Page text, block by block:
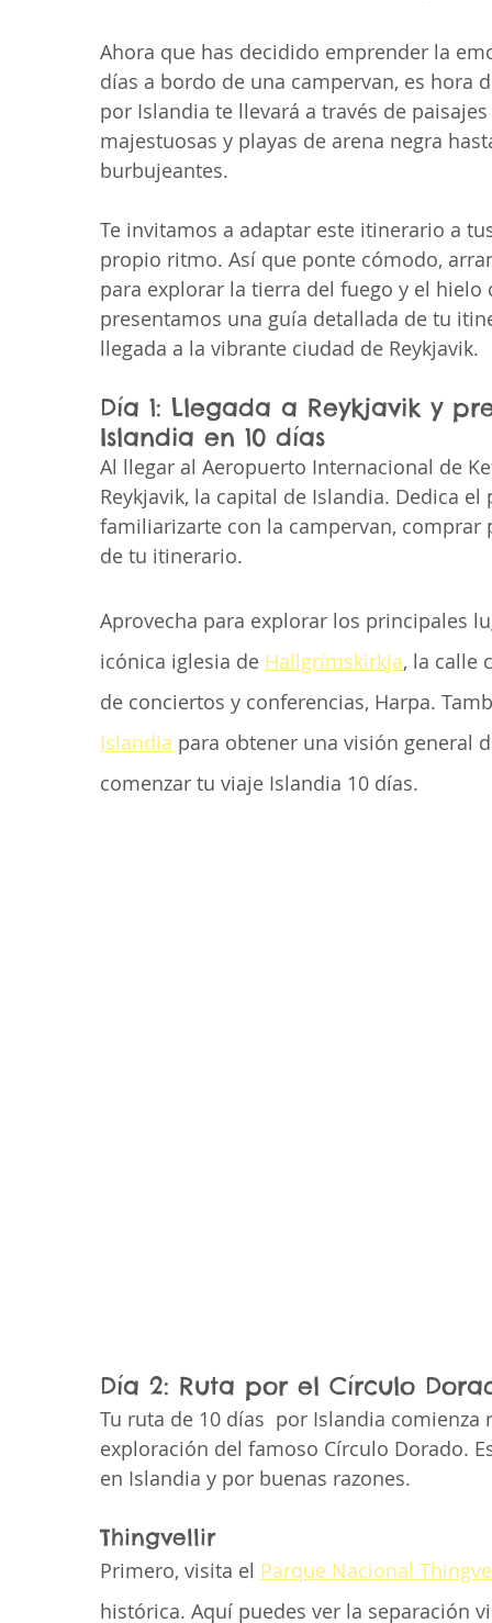
Ahora que has decidido emprender la
días a bordo de una campervan, es
por Islandia te llevará a través de
majestuosas y playas de arena negra
burbujeantes.
Te invitamos a adaptar este itinerario a
propio ritmo. Así que ponte cómodo,
para explorar la tierra del fuego y el
presentamos una guía detallada de tu
llegada a la vibrante ciudad de Reykjavik.
Día 1: Llegada a Reykjavik y
Islandia en 10 días
Al llegar al Aeropuerto Internacional de
Reykjavik, la capital de Islandia. Dedica
familiarizarte con la campervan,
de tu itinerario.
Aprovecha para explorar los principales
icónica iglesia de Hallgrímskirkja, la calle
de conciertos y conferencias, Harpa.
Islandia para obtener una visión general
comenzar tu viaje Islandia 10 días.
Día 2: Ruta por el Círculo
Tu ruta de 10 días  por Islandia
exploración del famoso Círculo Dorado.
en Islandia y por buenas razones.
Thingvellir
Primero, visita el Parque Nacional
histórica. Aquí puedes ver la separación